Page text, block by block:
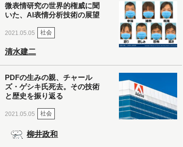
微表情研究の世界的権威に聞
いた、AI表情分析技術の展望
2021.05.05 社会
清水建二
PDFの生みの親、チャール
ズ・ゲシキ氏死去。その技術
と歴史を振り返る
2021.05.05 社会
柳井政和